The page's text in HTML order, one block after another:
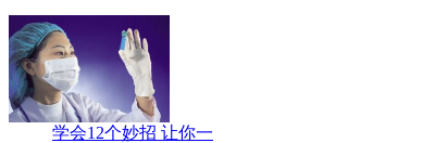
学会12个妙招 让你一